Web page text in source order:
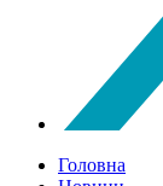
Головна